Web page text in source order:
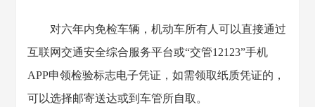
对六年内免检车辆，机动车所有人可以直接通过
互联网交通安全综合服务平台或“交管12123”手机
APP申领检验标志电子凭证，如需领取纸质凭证的，
可以选择邮寄送达或到车管所自取。